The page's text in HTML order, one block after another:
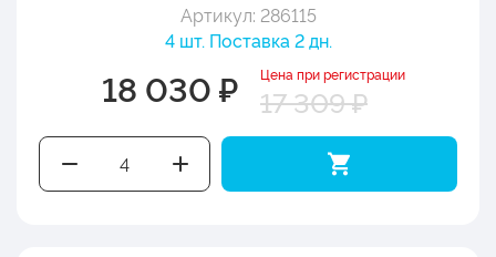
Артикул: 286115
4 шт. Поставка 2 дн.
18 030 ₽ Цена при регистрации
17 309 ₽